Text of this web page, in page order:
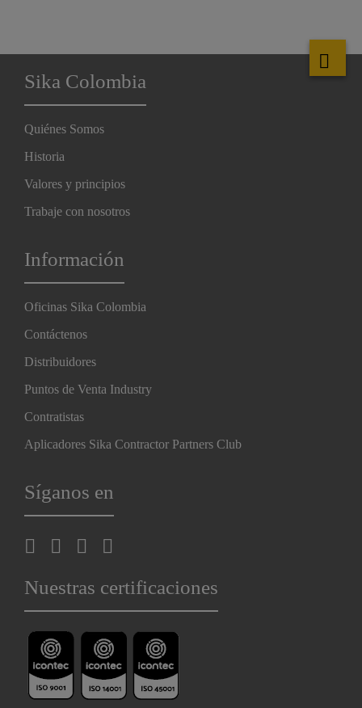
Sika Colombia
Quiénes Somos
Historia
Valores y principios
Trabaje con nosotros
Información
Oficinas Sika Colombia
Contáctenos
Distribuidores
Puntos de Venta Industry
Contratistas
Aplicadores Sika Contractor Partners Club
Síganos en
Nuestras certificaciones